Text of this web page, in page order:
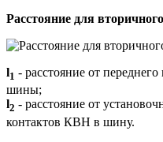
Расстояние для
l1 - расстояние от
шины;
l2 - расстояние от
контактов КВН в шину.